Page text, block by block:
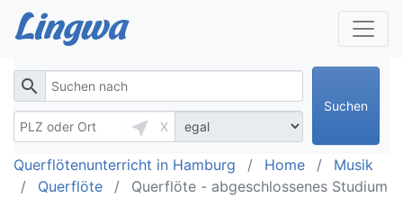
search
near_me
X
Suchen
Querflötenunterricht in Hamburg Home
Musik
Querflöte
Querflöte - abgeschlossenes Studium